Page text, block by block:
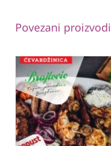
Povezani proizvodi